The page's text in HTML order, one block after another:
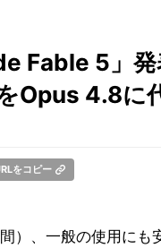
Fable 5」
Opus 4.8に
をコピー
）、一般の使用にも